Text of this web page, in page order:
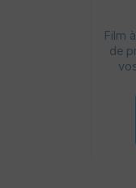
Film
de